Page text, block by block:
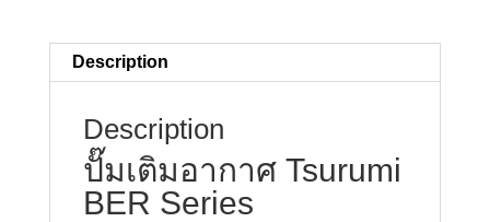
Description
Description
ปั๊มเติมอากาศ Tsurumi
BER Series